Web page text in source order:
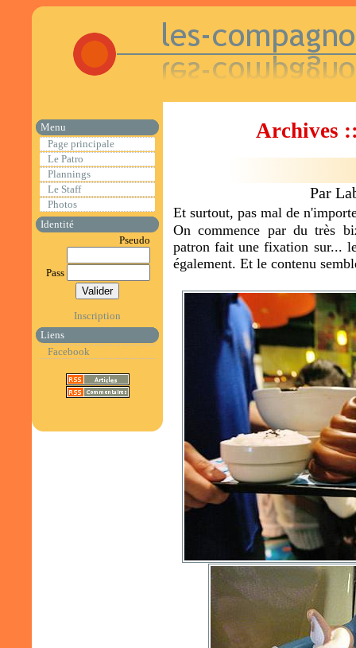
Menu
Page principale
Le Patro
Plannings
Le Staff
Photos
Identité
Pseudo
Pass
Inscription
Liens
Facebook
Archives
Par
Et surtout, pas mal de
On commence par du très
patron fait une fixation sur...
également. Et le contenu